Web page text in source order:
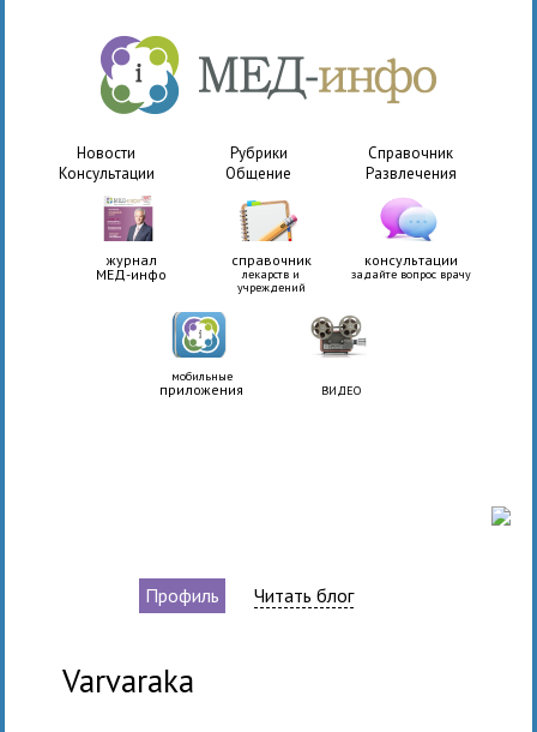
Новости Рубрики
Справочник
Консультации
Общение Развлечения
журнал
МЕД-инфо
справочник
лекарств и
учреждений
консультации
задайте вопрос врачу
мобильные
приложения ВИДЕО
Профиль Читать блог
Varvaraka